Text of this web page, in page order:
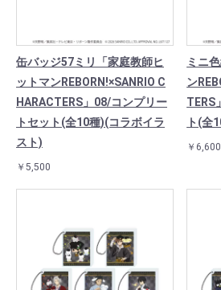
缶バッジ57ミリ「家庭教師ヒ
ットマンREBORN!×SANRIO C
HARACTERS」08/コンプリー
トセット(全10種)(コラボイラ
スト)
￥5,500
ミニ
ン
TERS
ト(全
￥6,600